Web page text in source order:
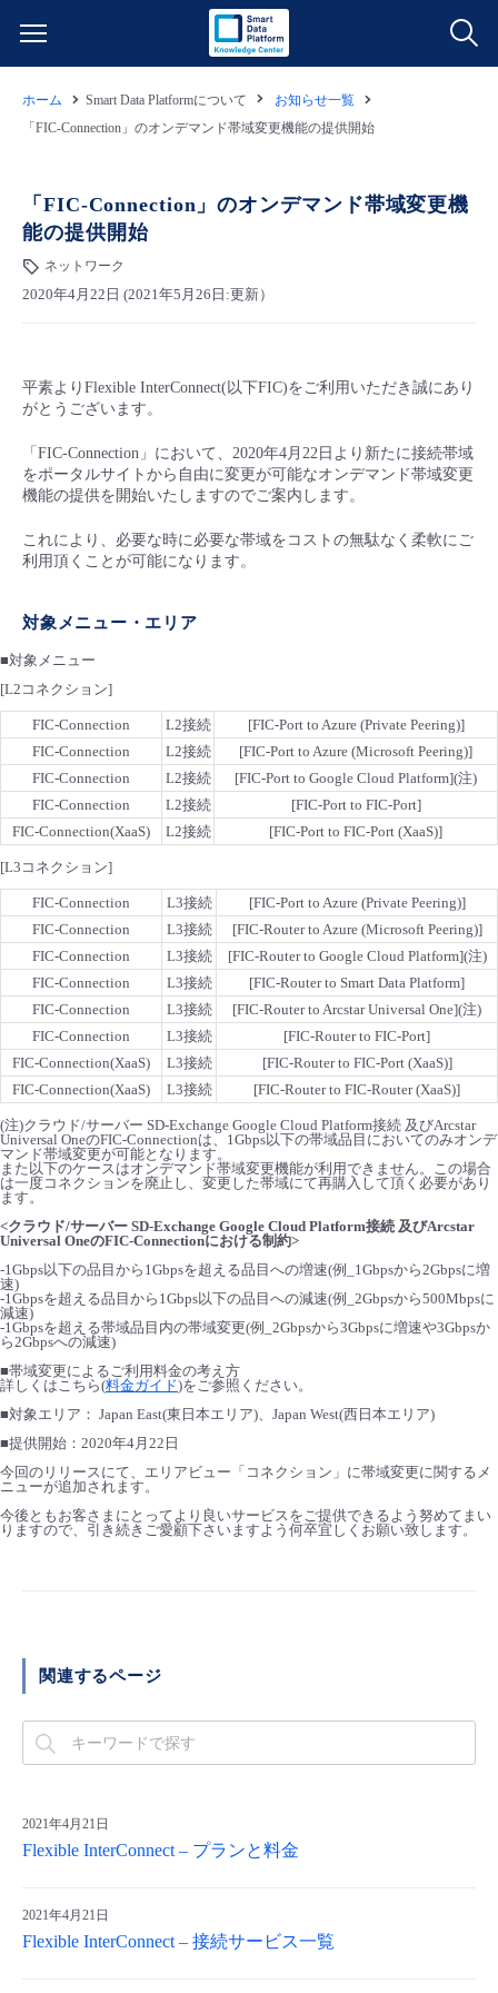
クラウド/サーバー
ネットワーク
サポート
管理機能
すべてのメニューを見る
データ利活用
クラウド/サーバー
モニタリング/監査
サポート
管理機能
すべてのメニューを見る
料金情報
料金シミュレーター
ネットワーク
IoT
モニタリング/監査
サポート
すべてのメニューを見る
ご利用開始ガイド
■ セットアップガイド
- 新規お申し込み方法
- 初期設定・確認
- ユーザー機能の管理
- 登録情報の管理
- APIリファレンス
■ 基本構築ガイド
- クラウド / サーバー
- Flexible InterConnect
- Flexible Remote Access
- vUTM2
- セキュリティ・監査
- データと分析
- IoT
- リモートワーク
- ITインフラストラクチャー
- その他
サービス稼働状況
故障/メンテナンス履歴
メンテナンス予定
定期メンテナンス
パートナー
協業パートナー
ホーム Smart Data Platformについて
お知らせ一覧
「FIC-Connection」のオンデマンド帯域変更機能の提供開始
「FIC-Connection」のオンデマンド帯域変更機
能の提供開始
ネットワーク
2020年4月22日 (2021年5月26日:更新）
平素よりFlexible InterConnect(以下FIC)をご利用いただき誠にあり
がとうございます。
「FIC-Connection」において、2020年4月22日より新たに接続帯域
をポータルサイトから自由に変更が可能なオンデマンド帯域変更
機能の提供を開始いたしますのでご案内します。
これにより、必要な時に必要な帯域をコストの無駄なく柔軟にご
利用頂くことが可能になります。
対象メニュー・エリア
■対象メニュー
[L2コネクション]
FIC-Connection L2接続
[FIC-Port to Azure (Private Peering)]
FIC-Connection
L2接続
[FIC-Port to Azure (Microsoft Peering)]
FIC-Connection
L2接続
[FIC-Port to Google Cloud Platform](注)
FIC-Connection
L2接続
[FIC-Port to FIC-Port]
FIC-Connection(XaaS)
L2接続 [FIC-Port to FIC-Port (XaaS)]
[L3コネクション]
FIC-Connection L3接続
[FIC-Port to Azure (Private Peering)]
FIC-Connection
L3接続
[FIC-Router to Azure (Microsoft Peering)]
FIC-Connection
L3接続
[FIC-Router to Google Cloud Platform](注)
FIC-Connection
L3接続
[FIC-Router to Smart Data Platform]
FIC-Connection
L3接続
[FIC-Router to Arcstar Universal One](注)
FIC-Connection
L3接続
[FIC-Router to FIC-Port]
FIC-Connection(XaaS)
L3接続
[FIC-Router to FIC-Port (XaaS)]
FIC-Connection(XaaS)
L3接続 [FIC-Router to FIC-Router (XaaS)]
(注)クラウド/サーバー SD-Exchange Google Cloud Platform接続 及びArcstar
Universal OneのFIC-Connectionは、1Gbps以下の帯域品目においてのみオンデ
マンド帯域変更が可能となります。
また以下のケースはオンデマンド帯域変更機能が利用できません。この場合
は一度コネクションを廃止し、変更した帯域にて再購入して頂く必要があり
ます。
<クラウド/サーバー SD-Exchange Google Cloud Platform接続 及びArcstar
Universal OneのFIC-Connectionにおける制約>
-1Gbps以下の品目から1Gbpsを超える品目への増速(例_1Gbpsから2Gbpsに増
速)
-1Gbpsを超える品目から1Gbps以下の品目への減速(例_2Gbpsから500Mbpsに
減速)
-1Gbpsを超える帯域品目内の帯域変更(例_2Gbpsから3Gbpsに増速や3Gbpsか
ら2Gbpsへの減速)
■帯域変更によるご利用料金の考え方
詳しくはこちら(料金ガイド)をご参照ください。
■対象エリア： Japan East(東日本エリア)、Japan West(西日本エリア)
■提供開始：2020年4月22日
今回のリリースにて、エリアビュー「コネクション」に帯域変更に関するメ
ニューが追加されます。
今後ともお客さまにとってより良いサービスをご提供できるよう努めてまい
りますので、引き続きご愛顧下さいますよう何卒宜しくお願い致します。
関連するページ
2021年4月21日
Flexible InterConnect – プランと料金
2021年4月21日
Flexible InterConnect – 接続サービス一覧